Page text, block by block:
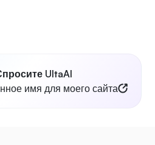
UltaAI
имя для моего сайта